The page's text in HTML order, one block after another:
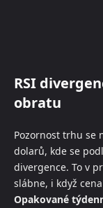
RSI
obratu
Pozornost trhu se
dolarů, kde se
divergence. To v
slábne, i když
Opakované